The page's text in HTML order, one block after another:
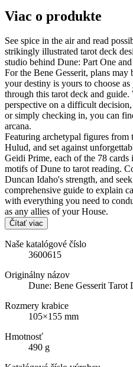
Viac o produkte
See spice in the air and read
strikingly illustrated tarot deck
studio behind Dune: Part One
For the Bene Gesserit, plans
your destiny is yours to choose
through this tarot deck and
perspective on a difficult
or simply checking in, you can
arcana.
Featuring archetypal figures from
Hulud, and set against
Geidi Prime, each of the 78 cards
motifs of Dune to tarot reading.
Duncan Idaho's strength, and
comprehensive guide to explain
with everything you need to
as any allies of your House.
Čítať viac
Naše katalógové číslo
3600615
Originálny názov
Dune: Bene Gesserit Tarot
Rozmery krabice
105×155 mm
Hmotnosť
490 g